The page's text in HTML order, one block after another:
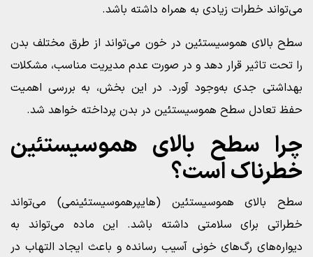
می‌تواند خطرات زیادی به همراه داشته باشد.
سطح بالای هموسیستئین در خون می‌تواند از طرق مختلف بدن
را تحت تاثیر قرار دهد و در صورت عدم مدیریت مناسب، مشکلات
بهداشتی جدی به‌وجود آورد. در این بخش، به بررسی اهمیت
حفظ تعادل سطح هموسیستئین در بدن پرداخته خواهد شد.
چرا سطح بالای هموسیستئین
خطرناک است؟
سطح بالای هموسیستئین (هایپرهموسیستئینمی) می‌تواند
خطراتی برای سلامتی داشته باشد. این ماده می‌تواند به
دیواره‌های رگ‌های خونی آسیب رسانده و باعث ایجاد التهاب در